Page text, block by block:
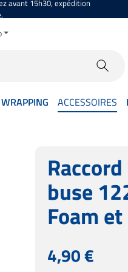
avant 15h30, expédition
ACCESSOIRES
buse
Foam
Prix régulier :
4,90 €